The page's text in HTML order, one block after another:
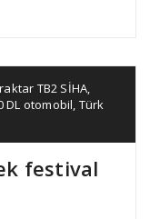
TB2 SİHA,
DL otomobil, Türk
festival